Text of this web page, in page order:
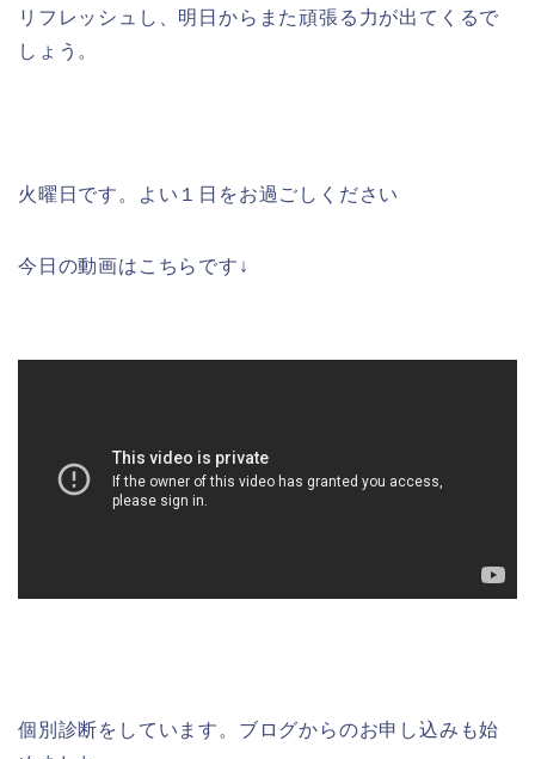
リフレッシュし、明日からまた頑張る力が出てくるで
しょう。
火曜日です。よい１日をお過ごしください
今日の動画はこちらです↓
個別診断をしています。ブログからのお申し込みも始